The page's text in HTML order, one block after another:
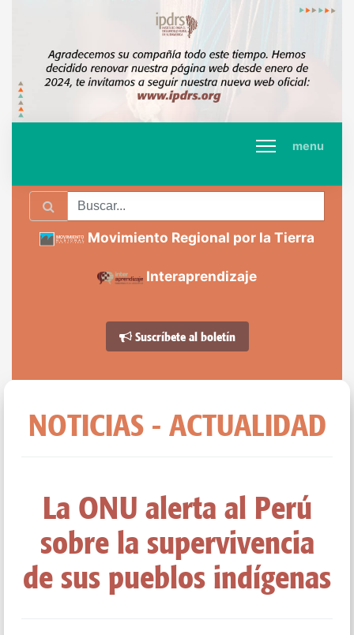
menu
Movimiento Regional por la Tierra
Interaprendizaje
Suscríbete al boletín
NOTICIAS - ACTUALIDAD
La ONU alerta al Perú
sobre la supervivencia
de sus pueblos indígenas